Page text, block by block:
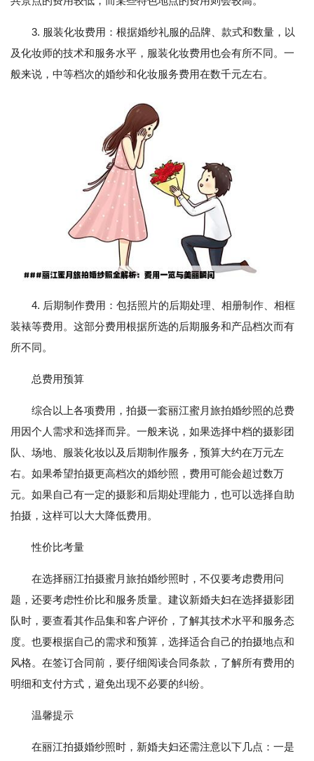
3. 服装化妆费用：根据婚纱礼服的品牌、款式和数量，以
及化妆师的技术和服务水平，服装化妆费用也会有所不同。一
般来说，中等档次的婚纱和化妆服务费用在数千元左右。
4. 后期制作费用：包括照片的后期处理、相册制作、相框
装裱等费用。这部分费用根据所选的后期服务和产品档次而有
所不同。
总费用预算
综合以上各项费用，拍摄一套丽江蜜月旅拍婚纱照的总费
用因个人需求和选择而异。一般来说，如果选择中档的摄影团
队、场地、服装化妆以及后期制作服务，预算大约在万元左
右。如果希望拍摄更高档次的婚纱照，费用可能会超过数万
元。如果自己有一定的摄影和后期处理能力，也可以选择自助
拍摄，这样可以大大降低费用。
性价比考量
在选择丽江拍摄蜜月旅拍婚纱照时，不仅要考虑费用问
题，还要考虑性价比和服务质量。建议新婚夫妇在选择摄影团
队时，要查看其作品集和客户评价，了解其技术水平和服务态
度。也要根据自己的需求和预算，选择适合自己的拍摄地点和
风格。在签订合同前，要仔细阅读合同条款，了解所有费用的
明细和支付方式，避免出现不必要的纠纷。
温馨提示
在丽江拍摄婚纱照时，新婚夫妇还需注意以下几点：一是